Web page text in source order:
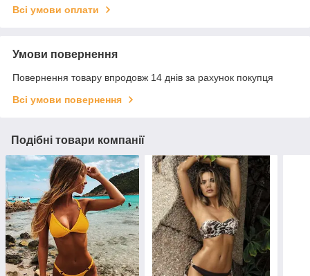
Всі умови оплати
Умови повернення
Повернення товару впродовж 14 днів за рахунок покупця
Всі умови повернення
Подібні товари компанії